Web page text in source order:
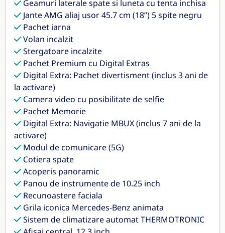
Geamuri laterale spate si luneta cu tenta inchisa
Jante AMG aliaj usor 45.7 cm (18’’) 5 spite negru
Pachet iarna
Volan incalzit
Stergatoare incalzite
Pachet Premium cu Digital Extras
Digital Extra: Pachet divertisment (inclus 3 ani de
la activare)
Camera video cu posibilitate de selfie
Pachet Memorie
Digital Extra: Navigatie MBUX (inclus 7 ani de la
activare)
Modul de comunicare (5G)
Cotiera spate
Acoperis panoramic
Panou de instrumente de 10.25 inch
Recunoastere faciala
Grila iconica Mercedes-Benz animata
Sistem de climatizare automat THERMOTRONIC